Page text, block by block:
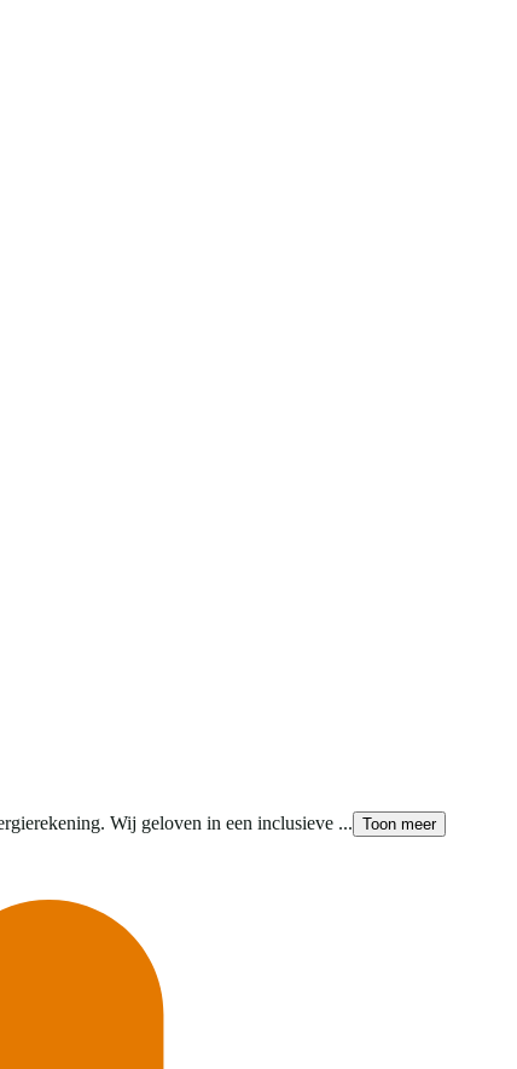
Wij geloven in een inclusieve ... Toon meer